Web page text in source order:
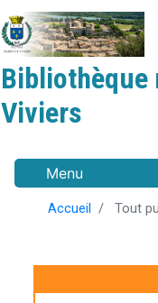
Bibliothèque
Viviers
Menu
Accueil Tout